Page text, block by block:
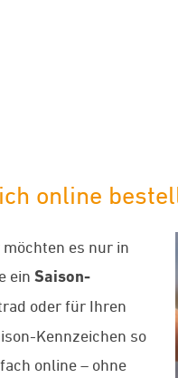
online
es nur in
ein Saison-
oder für Ihren
Kennzeichen so
online – ohne